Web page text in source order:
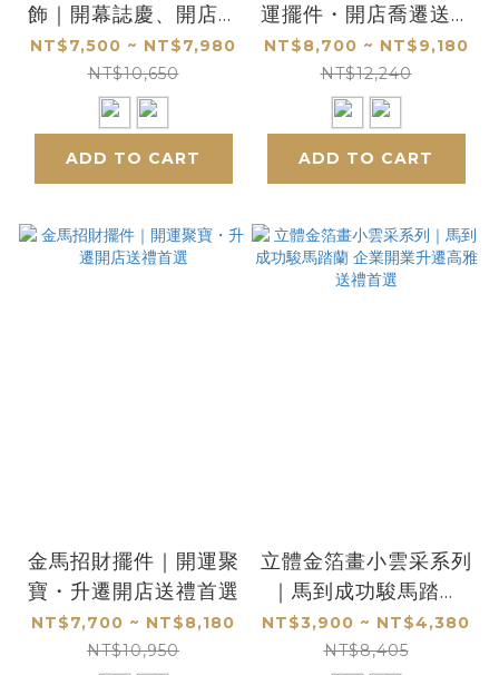
飾｜開幕誌慶、開店開
市、招財送禮首選「珍
藏售完 / 製作中」
NT$7,500 ~ NT$7,980
NT$10,650
ADD TO CART
運擺件・開店喬遷送禮
首選
NT$8,700 ~ NT$9,180
NT$12,240
ADD TO CART
金馬招財擺件｜開運聚
寶・升遷開店送禮首選
NT$7,700 ~ NT$8,180
NT$10,950
立體金箔畫小雲采系列
｜馬到成功駿馬踏蘭
企業開業升遷高雅送禮
首選
NT$3,900 ~ NT$4,380
NT$8,405